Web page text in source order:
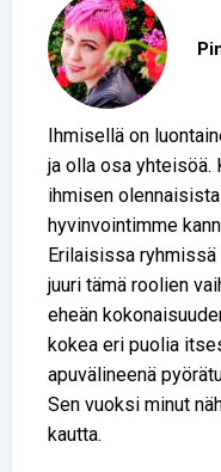
Ihmisellä on
ja olla osa yhteisöä.
ihmisen
hyvinvointimme
Erilaisissa
juuri tämä roolien
eheän
kokea eri puolia
apuvälineenä
Sen vuoksi minut
kautta.